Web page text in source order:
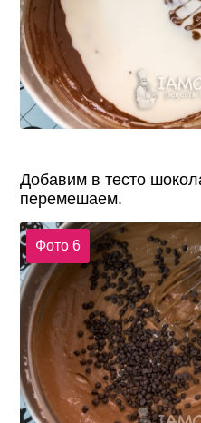
Добавим в тесто
перемешаем.
Фото 6